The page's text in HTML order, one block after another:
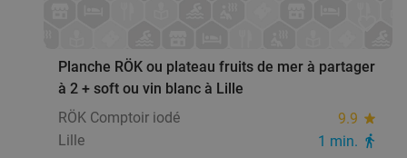
Planche RÖK ou plateau fruits de mer à partager
à 2 + soft ou vin blanc à Lille
RÖK Comptoir iodé
9.9 star
Lille 1 min. directions_walk